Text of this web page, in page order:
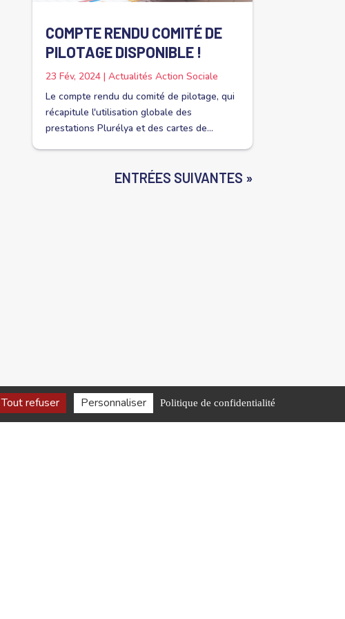
COMPTE RENDU COMITÉ DE
PILOTAGE DISPONIBLE !
23 Fév, 2024| Actualités Action Sociale
Le compte rendu du comité de pilotage, qui
récapitule l'utilisation globale des
prestations Plurélya et des cartes de...
ENTRÉES SUIVANTES »
Tout refuser Personnaliser Politique de confidentialité